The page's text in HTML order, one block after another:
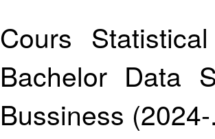
Cours
Bachelor Data
Bussiness